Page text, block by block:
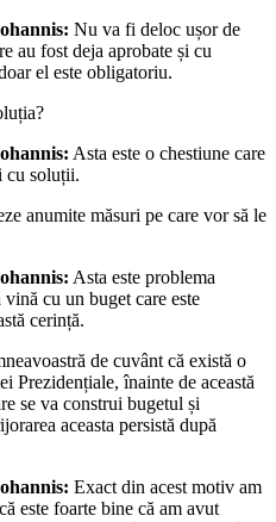
Nu va fi deloc ușor de
au fost deja aprobate și cu
el este obligatoriu.
Asta este o chestiune care
cu soluții.
anumite măsuri pe care vor să le
Asta este problema
cu un buget care este
cerință.
de cuvânt că există o
Prezidențiale, înainte de această
se va construi bugetul și
aceasta persistă după
Exact din acest motiv am
este foarte bine că am avut